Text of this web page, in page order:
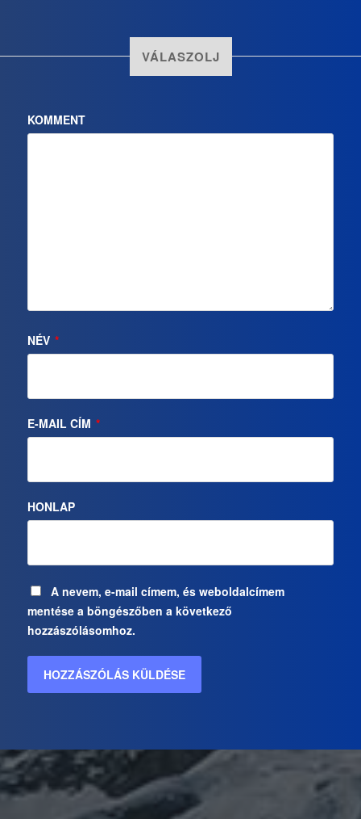
VÁLASZOLJ
KOMMENT
NÉV *
E-MAIL CÍM *
HONLAP
A nevem, e-mail címem, és weboldalcímem
mentése a böngészőben a következő
hozzászólásomhoz.